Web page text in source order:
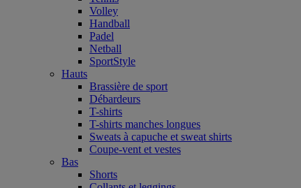
Volley
Handball
Padel
Netball
SportStyle
Hauts
Brassière de sport
Débardeurs
T-shirts
T-shirts manches longues
Sweats à capuche et sweat shirts
Coupe-vent et vestes
Bas
Shorts